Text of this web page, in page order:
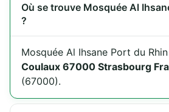
Où se trouve Mosquée Al
?
Mosquée Al Ihsane Port du
Coulaux 67000 Strasbourg
(67000).